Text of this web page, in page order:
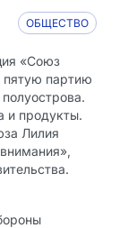
ОБЩЕСТВО
«Союз
пятую партию
и продукты.
Лилия